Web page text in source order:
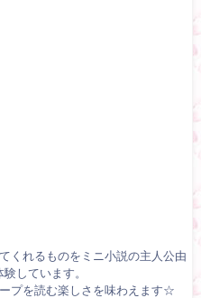
くれるものをミニ小説の主人公由
しています。
プを読む楽しさを味わえます☆